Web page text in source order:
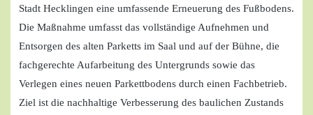
Stadt Hecklingen eine umfassende Erneuerung des Fußbodens.
Die Maßnahme umfasst das vollständige Aufnehmen und
Entsorgen des alten Parketts im Saal und auf der Bühne, die
fachgerechte Aufarbeitung des Untergrunds sowie das
Verlegen eines neuen Parkettbodens durch einen Fachbetrieb.
Ziel ist die nachhaltige Verbesserung des baulichen Zustands